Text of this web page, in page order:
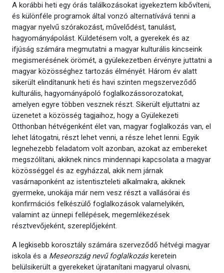
A korábbi heti egy órás találkozásokat igyekeztem kibővíteni,
és különféle programok által vonzó alternatívává tenni a
magyar nyelvű szórakozást, művelődést, tanulást,
hagyományápolást. Küldetésem volt, a gyerekek és az
ifjúság számára megmutatni a magyar kulturális kincseink
megismerésének örömét, a gyülekezetben érvényre juttatni a
magyar közösséghez tartozás élményét. Három év alatt
sikerült elindítanunk heti és havi szinten megszerveződő
kulturális, hagyományápoló foglalkozássorozatokat,
amelyen egyre többen vesznek részt. Sikerült eljuttatni az
üzenetet a közösség tagjaihoz, hogy a Gyülekezeti
Otthonban hétvégenként élet van, magyar foglalkozás van, el
lehet látogatni, részt lehet venni, a része lehet lenni. Egyik
legnehezebb feladatom volt azonban, azokat az embereket
megszólítani, akiknek nincs mindennapi kapcsolata a magyar
közösséggel és az egyházzal, akik nem járnak
vasárnaponként az istentiszteleti alkalmakra, akiknek
gyermeke, unokája már nem vesz részt a vallásórai és
konfirmációs felkészülő foglalkozások valamelyikén,
valamint az ünnepi fellépések, megemlékezések
résztvevőjeként, szereplőjeként.
A legkisebb korosztály számára szerveződő hétvégi magyar
iskola és a Meseország nevű foglalkozáskeretein
belülsikerült a gyerekeket újratanítani magyarul olvasni,